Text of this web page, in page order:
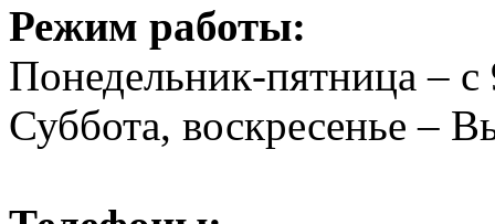
Режим работы:
Понедельник-пятница –
Суббота, воскресенье –